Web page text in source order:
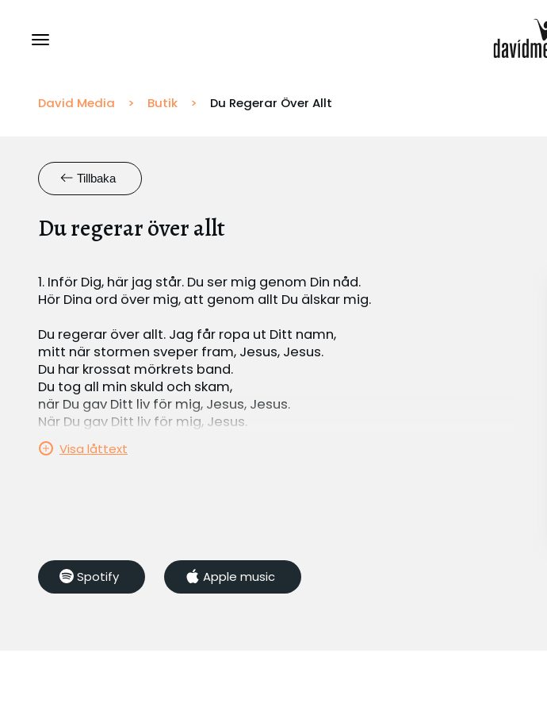
David Media > Butik > Du Regerar Över Allt
Tillbaka
Du regerar över allt
1. Inför Dig, här jag står. Du ser mig genom Din nåd.
Hör Dina ord över mig, att genom allt Du älskar mig.
Du regerar över allt. Jag får ropa ut Ditt namn,
mitt när stormen sveper fram, Jesus, Jesus.
Du har krossat mörkrets band.
Du tog all min skuld och skam,
när Du gav Ditt liv för mig, Jesus, Jesus.
När Du gav Ditt liv för mig, Jesus.
2. All min rädsla måste gå.
mitt när stormen sveper fram, Jesus, Jesus.
Du har krossat mörkrets band.
Du tog all min skuld och skam,
Visa låttext
Spotify Apple music
Tillstånd och Licenser
Översättningar